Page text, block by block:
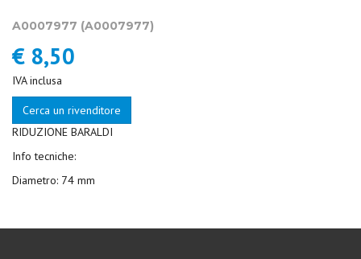
A0007977 (A0007977)
€ 8,50
IVA inclusa
Cerca un rivenditore
RIDUZIONE BARALDI
Info tecniche:
Diametro: 74 mm